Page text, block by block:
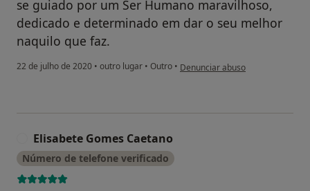
se guiado por um Ser Humano maravilhoso,
dedicado e determinado em dar o seu melhor
naquilo que faz.
22 de julho de 2020 • outro lugar • Outro • na opinião do utilizador Marta
Denunciar abuso
Elisabete Gomes Caetano
Número de telefone verificado